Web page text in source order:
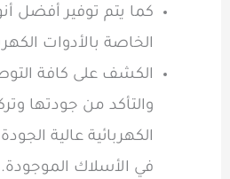
كما يتم توفير أفضل
الخاصة بالأدوات
الكشف على كافة
والتأكد من جودتها
الكهربائية عالية
في الأسلاك الموجودة.